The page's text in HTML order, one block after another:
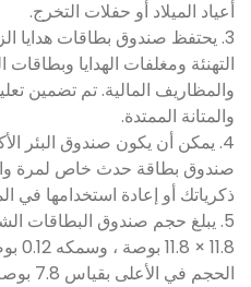
أعياد الميلاد أو حفلات التخرج.
3. يحتفظ صندوق بطاقات هدايا
التهنئة ومغلفات الهدايا وبطاقات
والمظاريف المالية. تم تضمين
والمتانة الممتدة.
4. يمكن أن يكون صندوق البئر
صندوق بطاقة حدث خاص لمرة
ذكرياتك أو إعادة استخدامها في
الحجم في الأعلى بقياس 7.8 بوصة.